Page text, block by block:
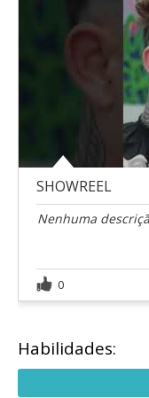
SHOWREEL
Nenhuma
0
Habilidades: